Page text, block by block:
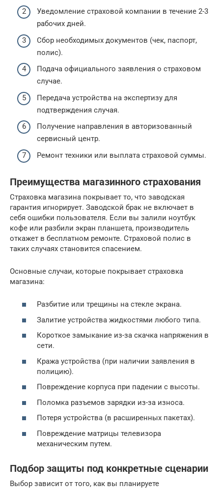
Уведомление страховой компании в течение 2-3
рабочих дней.
Сбор необходимых документов (чек, паспорт,
полис).
Подача официального заявления о страховом
случае.
Передача устройства на экспертизу для
подтверждения случая.
Получение направления в авторизованный
сервисный центр.
Ремонт техники или выплата страховой суммы.
Преимущества магазинного страхования
Страховка магазина покрывает то, что заводская
гарантия игнорирует. Заводской брак не включает в
себя ошибки пользователя. Если вы залили ноутбук
кофе или разбили экран планшета, производитель
откажет в бесплатном ремонте. Страховой полис в
таких случаях становится спасением.
Основные случаи, которые покрывает страховка
магазина:
Разбитие или трещины на стекле экрана.
Залитие устройства жидкостями любого типа.
Короткое замыкание из-за скачка напряжения в
сети.
Кража устройства (при наличии заявления в
полицию).
Повреждение корпуса при падении с высоты.
Поломка разъемов зарядки из-за износа.
Потеря устройства (в расширенных пакетах).
Повреждение матрицы телевизора
механическим путем.
Подбор защиты под конкретные сценарии
Выбор зависит от того, как вы планируете